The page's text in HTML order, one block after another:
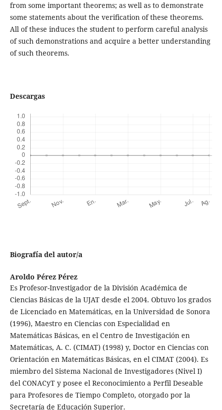
from some important theorems; as well as to demonstrate
some statements about the verification of these theorems.
All of these induces the student to perform careful analysis
of such demonstrations and acquire a better understanding
of such theorems.
Descargas
Biografía del autor/a
Aroldo Pérez Pérez
Es Profesor-Investigador de la División Académica de
Ciencias Básicas de la UJAT desde el 2004. Obtuvo los grados
de Licenciado en Matemáticas, en la Universidad de Sonora
(1996), Maestro en Ciencias con Especialidad en
Matemáticas Básicas, en el Centro de Investigación en
Matemáticas, A. C. (CIMAT) (1998) y, Doctor en Ciencias con
Orientación en Matemáticas Básicas, en el CIMAT (2004). Es
miembro del Sistema Nacional de Investigadores (Nivel I)
del CONACyT y posee el Reconocimiento a Perfil Deseable
para Profesores de Tiempo Completo, otorgado por la
Secretaría de Educación Superior.